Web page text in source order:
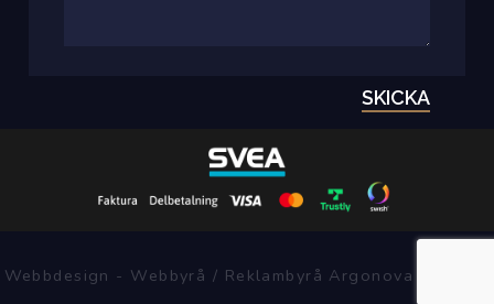
SKICKA
Webbdesign - Webbyrå / Reklambyrå Argonova Systems